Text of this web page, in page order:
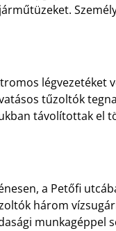
légvezetéket
tűzoltók
távolítottak el
a Petőfi
három
munkagéppel